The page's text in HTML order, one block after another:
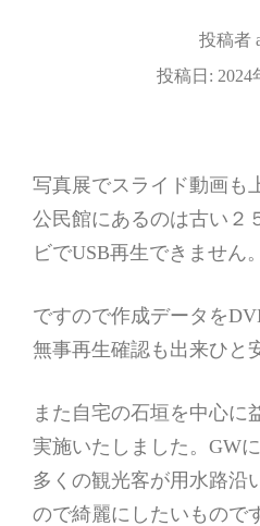
投稿者
投稿日: 2024
写真展でスライド動画も
公民館にあるのは古い２
ビでUSB再生できません。
ですので作成データを
無事再生確認も出来ひと
また自宅の石垣を中心に
実施いたしました。GW
多くの観光客が用水路沿
ので綺麗にしたいもので